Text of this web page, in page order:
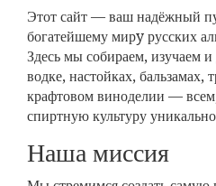
Этот сайт — ваш надёжный
богатейшему мирy русских
Здесь мы собираем, изучаем
водке, настойках, бальзамах,
крафтовом виноделии —
спиртную культуру
Наша миссия